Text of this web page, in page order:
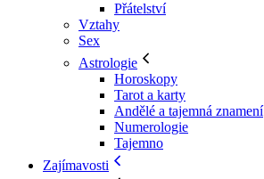
Přátelství
Vztahy
Sex
Astrologie
Horoskopy
Tarot a karty
Andělé a tajemná znamení
Numerologie
Tajemno
Zajímavosti